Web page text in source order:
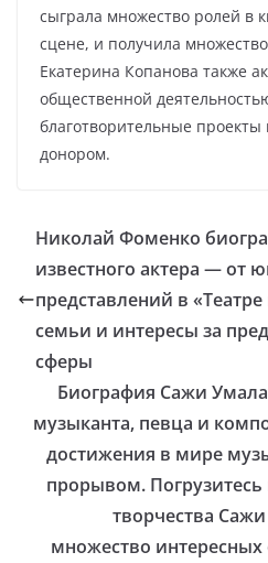
сыграла множество ролей в
сцене, и получила
Екатерина Копанова также
общественной
благотворительные
донором.
Николай Фоменко
известного актера — от
представлений в
семьи и интересы за
сферы
Биография Сажи
музыканта, певца и
достижения в мире
прорывом.
творчества
множество